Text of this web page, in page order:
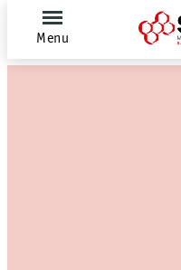
Menu